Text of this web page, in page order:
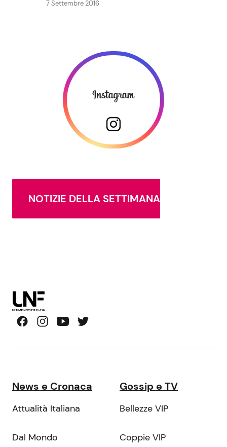
7 Settembre 2016
NOTIZIE DELLA SETTIMANA
News e Cronaca
Attualità Italiana
Dal Mondo
Gossip e TV
Bellezze VIP
Coppie VIP